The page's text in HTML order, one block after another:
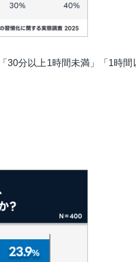
30分以上1時間未満」「1時間